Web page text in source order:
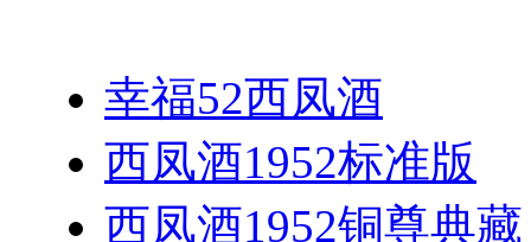
幸福52西凤酒
西凤酒1952标准版
西凤酒1952铜尊典藏